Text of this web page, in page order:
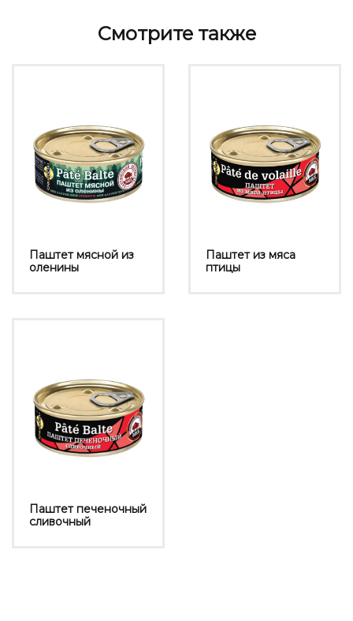
Смотрите также
Паштет мясной из
оленины
Паштет из мяса
птицы
Паштет печеночный
сливочный